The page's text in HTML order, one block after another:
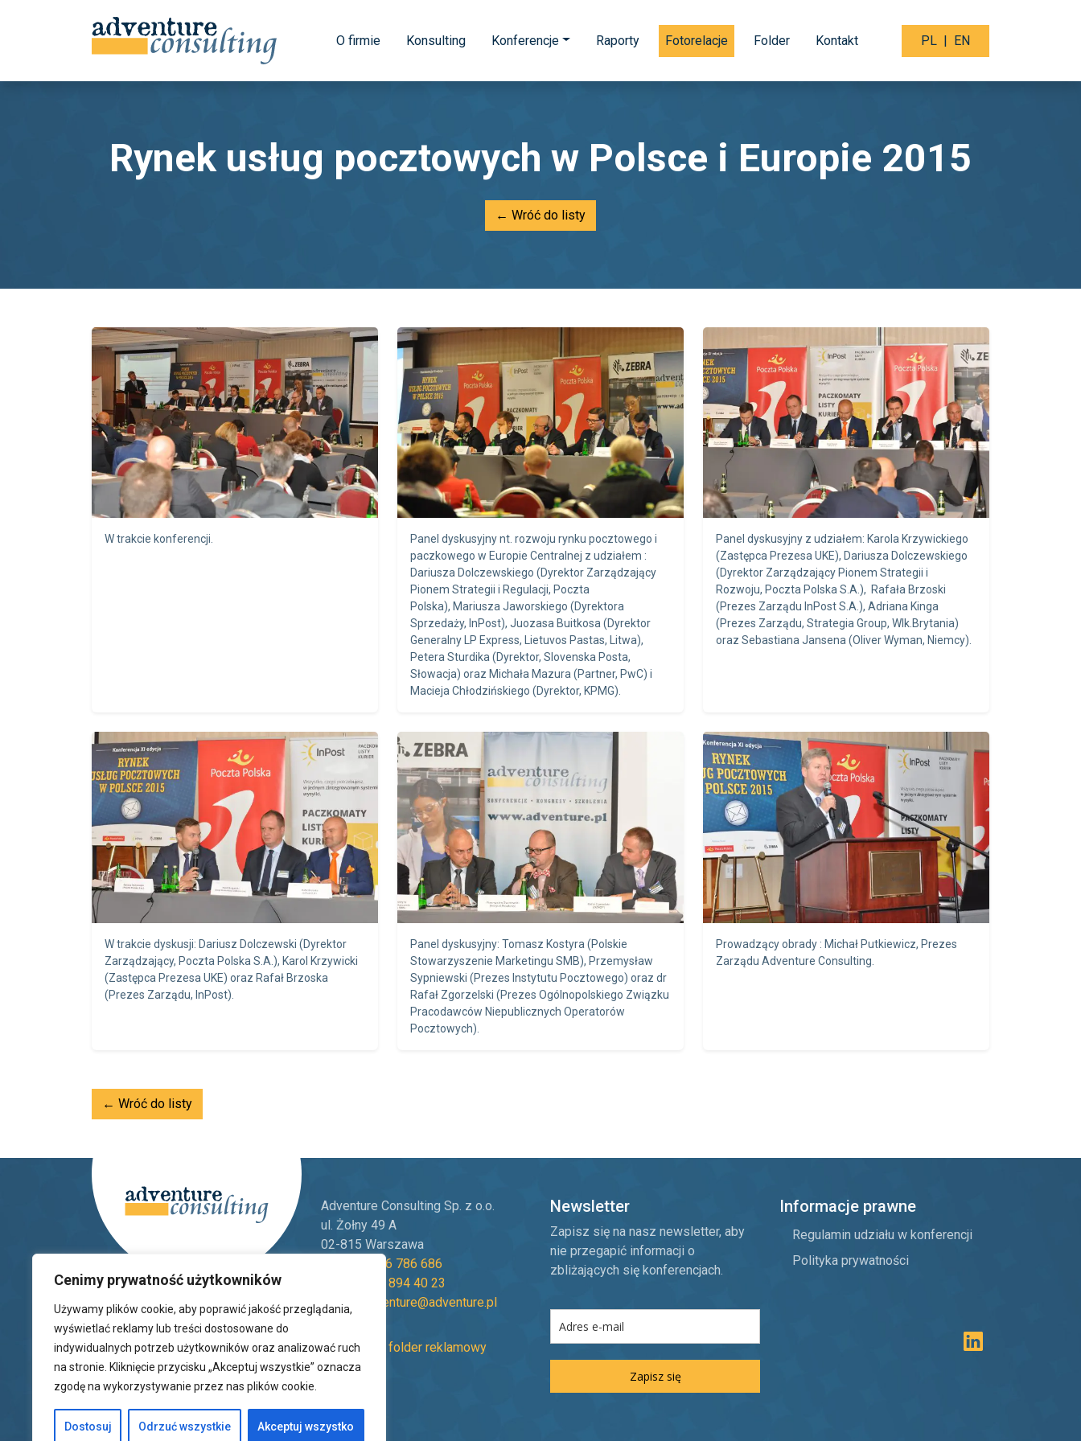
Cenimy prywatność użytkowników
Używamy plików cookie, aby poprawić jakość przeglądania,
wyświetlać reklamy lub treści dostosowane do
indywidualnych potrzeb użytkowników oraz analizować ruch
na stronie. Kliknięcie przycisku „Akceptuj wszystkie” oznacza
zgodę na wykorzystywanie przez nas plików cookie.
Dostosuj Odrzuć wszystkie Akceptuj wszystko
O firmie Konsulting Konferencje Raporty Fotorelacje Folder Kontakt PL | EN
Rynek usług pocztowych w Polsce i Europie 2015
← Wróć do listy
W trakcie konferencji.
Panel dyskusyjny nt. rozwoju rynku pocztowego i
paczkowego w Europie Centralnej z udziałem :
Dariusza Dolczewskiego (Dyrektor Zarządzający
Pionem Strategii i Regulacji, Poczta
Polska), Mariusza Jaworskiego (Dyrektora
Sprzedaży, InPost), Juozasa Buitkosa (Dyrektor
Generalny LP Express, Lietuvos Pastas, Litwa),
Petera Sturdika (Dyrektor, Slovenska Posta,
Słowacja) oraz Michała Mazura (Partner, PwC) i
Macieja Chłodzińskiego (Dyrektor, KPMG).
Panel dyskusyjny z udziałem: Karola Krzywickiego
(Zastępca Prezesa UKE), Dariusza Dolczewskiego
(Dyrektor Zarządzający Pionem Strategii i
Rozwoju, Poczta Polska S.A.), Rafała Brzoski
(Prezes Zarządu InPost S.A.), Adriana Kinga
(Prezes Zarządu, Strategia Group, Wlk.Brytania)
oraz Sebastiana Jansena (Oliver Wyman, Niemcy).
W trakcie dyskusji: Dariusz Dolczewski (Dyrektor
Zarządzający, Poczta Polska S.A.), Karol Krzywicki
(Zastępca Prezesa UKE) oraz Rafał Brzoska
(Prezes Zarządu, InPost).
Panel dyskusyjny: Tomasz Kostyra (Polskie
Stowarzyszenie Marketingu SMB), Przemysław
Sypniewski (Prezes Instytutu Pocztowego) oraz dr
Rafał Zgorzelski (Prezes Ogólnopolskiego Związku
Pracodawców Niepublicznych Operatorów
Pocztowych).
Prowadzący obrady : Michał Putkiewicz, Prezes
Zarządu Adventure Consulting.
← Wróć do listy
Adventure Consulting Sp. z o.o.
ul. Żołny 49 A
02-815 Warszawa
+48 606 786 686
+48 22 894 40 23
E-mail:
adventure@adventure.pl
Pobierz folder reklamowy
Newsletter
Zapisz się na nasz newsletter, aby
nie przegapić informacji o
zbliżających się konferencjach.
Zapisz się
Informacje prawne
Regulamin udziału w konferencji
Polityka prywatności